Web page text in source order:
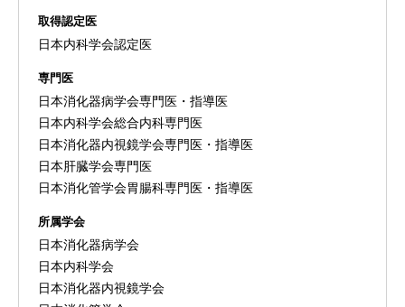
取得認定医
日本内科学会認定医
専門医
日本消化器病学会専門医・指導医
日本内科学会総合内科専門医
日本消化器内視鏡学会専門医・指導医
日本肝臓学会専門医
日本消化管学会胃腸科専門医・指導医
所属学会
日本消化器病学会
日本内科学会
日本消化器内視鏡学会